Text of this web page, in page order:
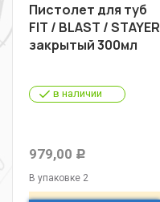
Пистолет для туб
FIT / BLAST / STAYER
закрытый 300мл
в наличии
979,00 Р
В упаковке 2